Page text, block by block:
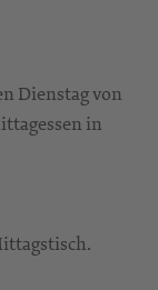
Dienstag von
in